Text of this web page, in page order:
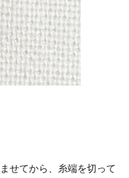
せてから、糸端を切って